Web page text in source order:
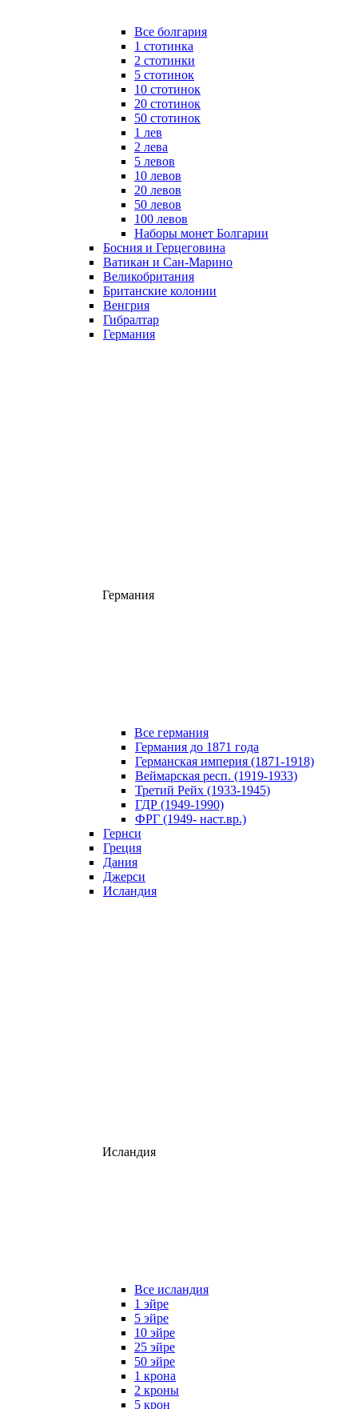
Все болгария
1 стотинка
2 стотинки
5 стотинок
10 стотинок
20 стотинок
50 стотинок
1 лев
2 лева
5 левов
10 левов
20 левов
50 левов
100 левов
Наборы монет Болгарии
Босния и Герцеговина
Ватикан и Сан-Марино
Великобритания
Британские колонии
Венгрия
Гибралтар
Германия
Германия
Все германия
Германия до 1871 года
Германская империя (1871-1918)
Веймарская респ. (1919-1933)
Третий Рейх (1933-1945)
ГДР (1949-1990)
ФРГ (1949- наст.вр.)
Гернси
Греция
Дания
Джерси
Исландия
Исландия
Все исландия
1 эйре
5 эйре
10 эйре
25 эйре
50 эйре
1 крона
2 кроны
5 крон